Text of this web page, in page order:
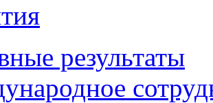
результаты